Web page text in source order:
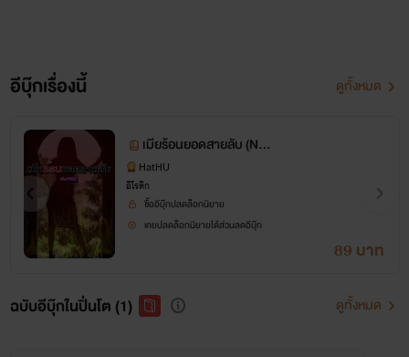
อีบุ๊กเรื่องนี้ ดูทั้งหมด
เมียร้อนยอดสายลับ (NC1
8+)
HatHU
อีโรติก
ซื้ออีบุ๊กปลดล็อกนิยาย
เคยปลดล็อกนิยายได้ส่วนลดอีบุ๊ก
89 บาท
ฉบับอีบุ๊กในปิ่นโต (1) ดูทั้งหมด